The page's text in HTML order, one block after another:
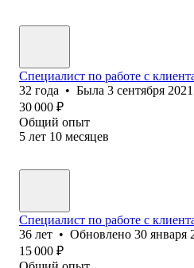
Специалист по работе с
32 года • Была 3 сентября 2021
30 000 ₽
Общий опыт
5 лет 10 месяцев
Специалист по работе с
36 лет • Обновлено 30 января
15 000 ₽